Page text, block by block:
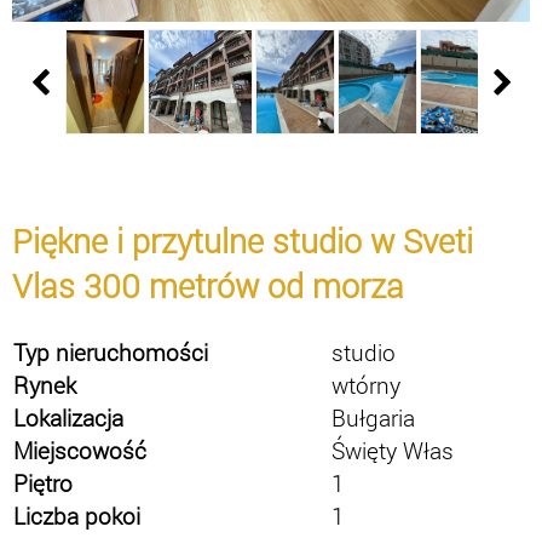
Piękne i przytulne studio w Sveti
Vlas 300 metrów od morza
Typ nieruchomości
studio
Rynek
wtórny
Lokalizacja
Bułgaria
Miejscowość
Święty Włas
Piętro
1
Liczba pokoi
1